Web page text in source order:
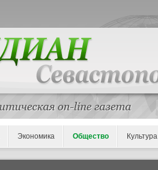
Экономика Общество Культура